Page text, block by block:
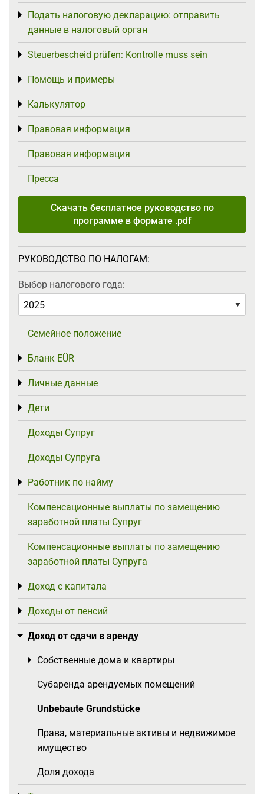
Подать налоговую декларацию: отправить
данные в налоговый орган
Toggle menu
Steuerbescheid prüfen: Kontrolle muss sein
Toggle menu
Помощь и примеры
Toggle menu
Калькулятор
Toggle menu
Правовая информация
Toggle menu
Правовая информация
Пресса
Скачать бесплатное руководство по
программе в формате .pdf
РУКОВОДСТВО ПО НАЛОГАМ:
Выбор налогового года:
Семейное положение
Бланк EÜR
Toggle menu
Личные данные
Toggle menu
Дети
Toggle menu
Доходы Супруг
Доходы Супруга
Работник по найму
Toggle menu
Компенсационные выплаты по замещению
заработной платы Супруг
Компенсационные выплаты по замещению
заработной платы Супруга
Доход с капитала
Toggle menu
Доходы от пенсий
Toggle menu
Доход от сдачи в аренду
Toggle menu
Собственные дома и квартиры
Toggle menu
Субаренда арендуемых помещений
Unbebaute Grundstücke
Права, материальные активы и недвижимое
имущество
Доля дохода